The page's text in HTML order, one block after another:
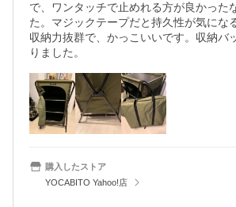
で、ワンタッチで止めれる方が良かった
た。マジックテープだと持久性が気にな
収納力抜群で、かっこいいです。収納バ
りました。
購入したストア
YOCABITO Yahoo!店